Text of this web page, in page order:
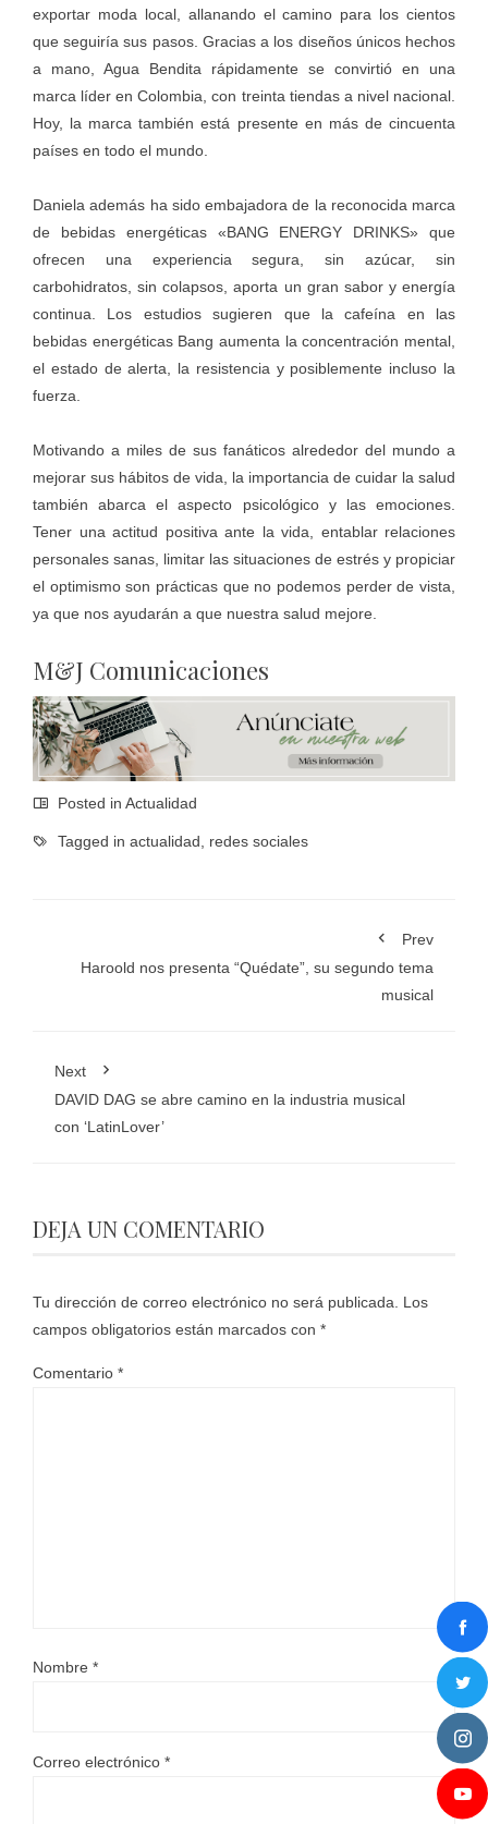
exportar moda local, allanando el camino para los cientos
que seguiría sus pasos. Gracias a los diseños únicos hechos
a mano, Agua Bendita rápidamente se convirtió en una
marca líder en Colombia, con treinta tiendas a nivel nacional.
Hoy, la marca también está presente en más de cincuenta
países en todo el mundo.
Daniela además ha sido embajadora de la reconocida marca
de bebidas energéticas «BANG ENERGY DRINKS» que
ofrecen una experiencia segura, sin azúcar, sin
carbohidratos, sin colapsos, aporta un gran sabor y energía
continua. Los estudios sugieren que la cafeína en las
bebidas energéticas Bang aumenta la concentración mental,
el estado de alerta, la resistencia y posiblemente incluso la
fuerza.
Motivando a miles de sus fanáticos alrededor del mundo a
mejorar sus hábitos de vida, la importancia de cuidar la salud
también abarca el aspecto psicológico y las emociones.
Tener una actitud positiva ante la vida, entablar relaciones
personales sanas, limitar las situaciones de estrés y propiciar
el optimismo son prácticas que no podemos perder de vista,
ya que nos ayudarán a que nuestra salud mejore.
M&J Comunicaciones
Posted in Actualidad
Tagged in actualidad redes sociales
Prev
Haroold nos presenta “Quédate”, su segundo tema
musical
Next
DAVID DAG se abre camino en la industria musical
con ‘LatinLover’
DEJA UN COMENTARIO
Tu dirección de correo electrónico no será publicada.
Los
campos obligatorios están marcados con *
Comentario *
Nombre *
Correo electrónico *